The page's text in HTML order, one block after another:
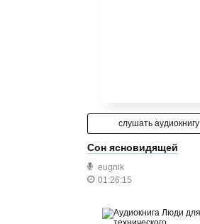
слушать аудиокнигу
Сон ясновидящей
eugnik
01:26:15